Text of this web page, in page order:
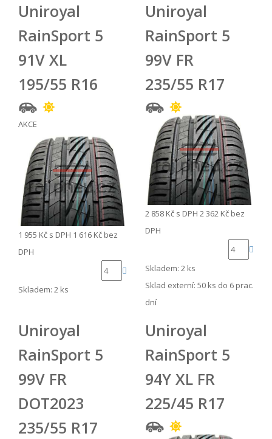
Uniroyal
RainSport 5
91V XL
195/55 R16
AKCE
1 955 Kč s DPH 1 616 Kč bez
DPH
Skladem: 2 ks
Uniroyal
RainSport 5
99V FR
235/55 R17
2 858 Kč s DPH 2 362 Kč bez
DPH
Skladem: 2 ks
Sklad externí: 50 ks do 6 prac.
dní
Uniroyal
RainSport 5
99V FR
DOT2023
235/55 R17
Uniroyal
RainSport 5
94Y XL FR
225/45 R17